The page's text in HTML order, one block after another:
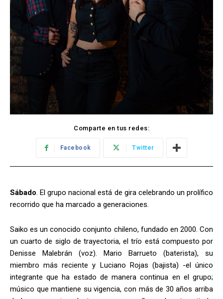
Comparte en tus redes:
Facebook Twitter
Sábado. El grupo nacional está de gira celebrando un prolífico
recorrido que ha marcado a generaciones.
Saiko es un conocido conjunto chileno, fundado en 2000. Con
un cuarto de siglo de trayectoria, el trío está compuesto por
Denisse Malebrán (voz). Mario Barrueto (baterista), su
miembro más reciente y Luciano Rojas (bajista) -el único
integrante que ha estado de manera continua en el grupo;
músico que mantiene su vigencia, con más de 30 años arriba